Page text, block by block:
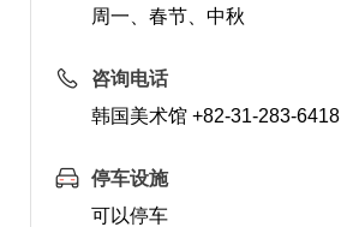
周一、春节、中秋
咨询电话
韩国美术馆 +82-31-283-6418
停车设施
可以停车